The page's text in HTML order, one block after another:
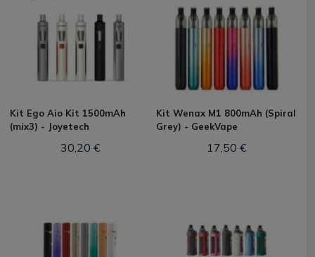
Kit Ego Aio Kit 1500mAh
(mix3) - Joyetech
30,20 €
Kit Wenax M1 800mAh (Spiral
Grey) - GeekVape
17,50 €